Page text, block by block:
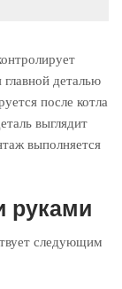
деталью
после котла
выглядит
выполняется
руками
следующим